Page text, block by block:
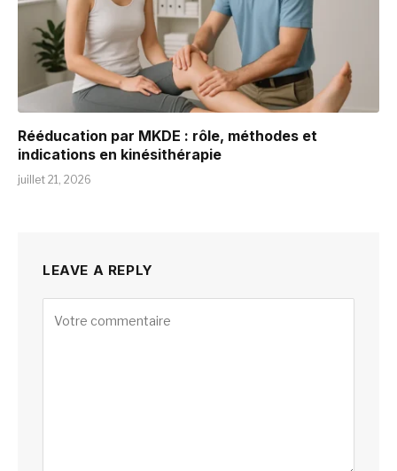
Rééducation par MKDE : rôle, méthodes et
indications en kinésithérapie
juillet 21, 2026
LEAVE A REPLY